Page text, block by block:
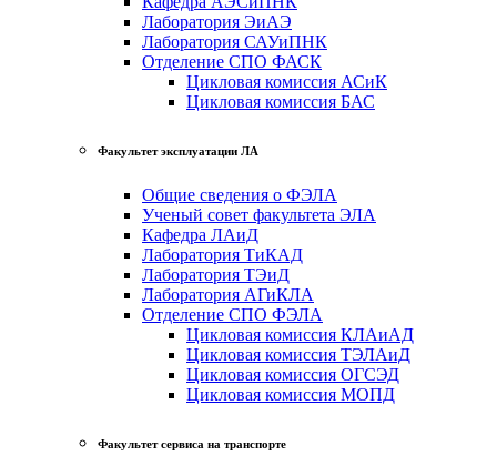
Лаборатория ЭиАЭ
Лаборатория САУиПНК
Отделение СПО ФАСК
Цикловая комиссия АСиК
Цикловая комиссия БАС
Факультет эксплуатации ЛА
Общие сведения о ФЭЛА
Ученый совет факультета ЭЛА
Кафедра ЛАиД
Лаборатория ТиКАД
Лаборатория ТЭиД
Лаборатория АГиКЛА
Отделение СПО ФЭЛА
Цикловая комиссия КЛАиАД
Цикловая комиссия ТЭЛАиД
Цикловая комиссия ОГСЭД
Цикловая комиссия МОПД
Факультет сервиса на транспорте